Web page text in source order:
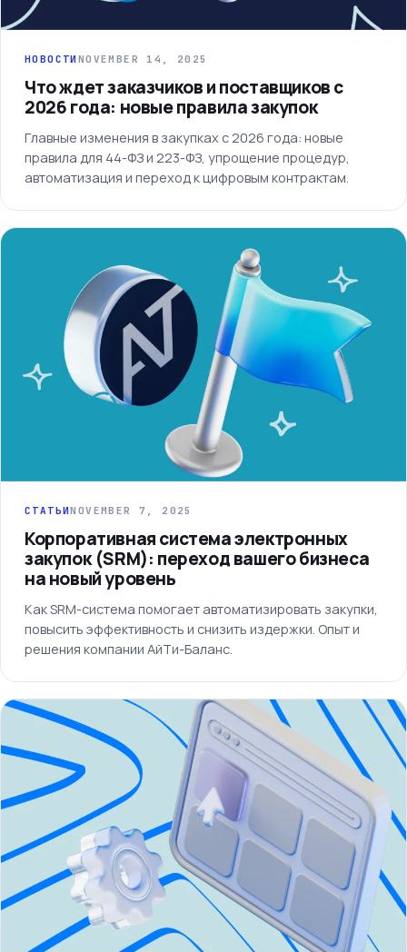
НОВОСТИ NOVEMBER 14, 2025
Что ждет заказчиков и поставщиков с
2026 года: новые правила закупок
Главные изменения в закупках с 2026 года: новые
правила для 44-ФЗ и 223-ФЗ, упрощение процедур,
автоматизация и переход к цифровым контрактам.
СТАТЬИNOVEMBER 7, 2025
Корпоративная система электронных
закупок (SRM): переход вашего бизнеса
на новый уровень
Как SRM-система помогает автоматизировать закупки,
повысить эффективность и снизить издержки. Опыт и
решения компании АйТи-Баланс.